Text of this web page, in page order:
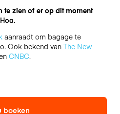
te zien of er op dit moment
aanraadt om bagage te
Ook bekend van The New
CNBC.
boeken